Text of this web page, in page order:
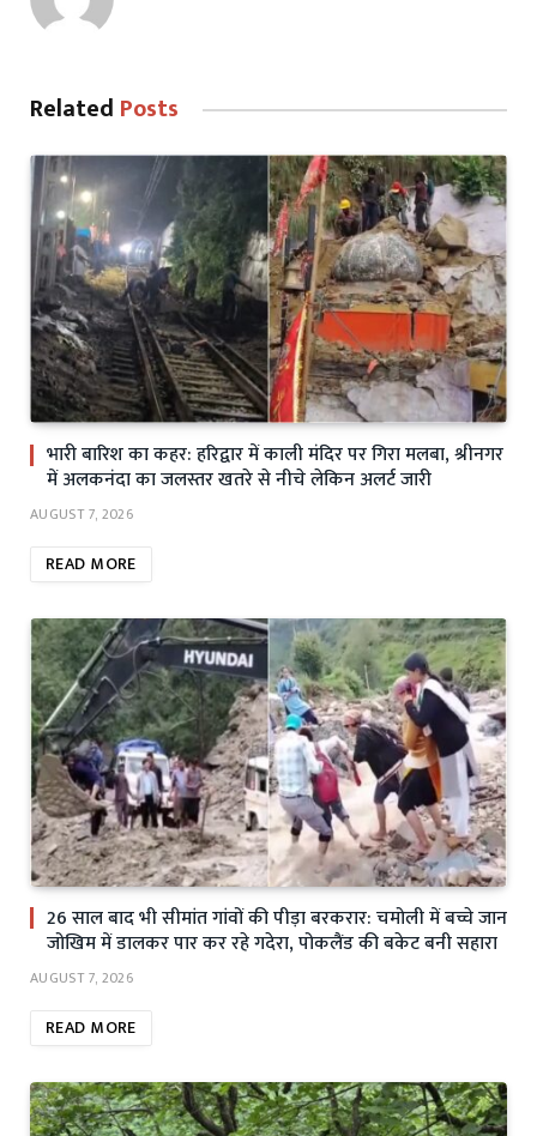
Related Posts
भारी बारिश का कहर: हरिद्वार में काली मंदिर पर गिरा मलबा, श्रीनगर
में अलकनंदा का जलस्तर खतरे से नीचे लेकिन अलर्ट जारी
AUGUST 7, 2026
READ MORE
26 साल बाद भी सीमांत गांवों की पीड़ा बरकरार: चमोली में बच्चे जान
जोखिम में डालकर पार कर रहे गदेरा, पोकलैंड की बकेट बनी सहारा
AUGUST 7, 2026
READ MORE